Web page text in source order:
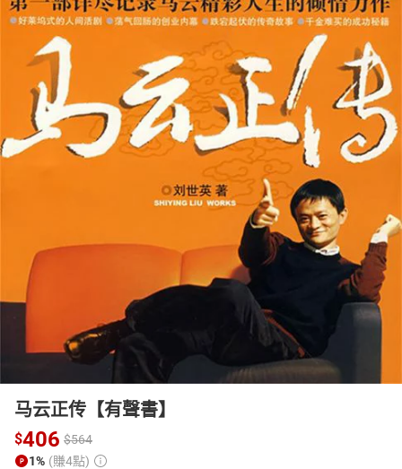
天天免運 美食蛋糕 養生保健 民生用品
居家生活 3C家電 運動休閒 親子玩具
化妝保養 情趣用品
日本購物 電子/紙本書
马云正传【有聲書】
$406 $564
1% (賺4點)